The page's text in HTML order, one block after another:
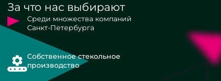
За что нас выбирают
Среди множества компаний
Санкт-Петербурга
Собственное стекольное
производство